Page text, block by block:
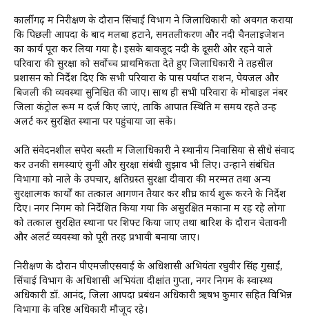
कार्लीगढ़ में निरीक्षण के दौरान सिंचाई विभाग ने जिलाधिकारी को अवगत कराया
कि पिछली आपदा के बाद मलबा हटाने, समतलीकरण और नदी चैनलाइजेशन
का कार्य पूरा कर लिया गया है। इसके बावजूद नदी के दूसरी ओर रहने वाले
परिवारों की सुरक्षा को सर्वोच्च प्राथमिकता देते हुए जिलाधिकारी ने तहसील
प्रशासन को निर्देश दिए कि सभी परिवारों के पास पर्याप्त राशन, पेयजल और
बिजली की व्यवस्था सुनिश्चित की जाए। साथ ही सभी परिवारों के मोबाइल नंबर
जिला कंट्रोल रूम में दर्ज किए जाएं, ताकि आपात स्थिति में समय रहते उन्हें
अलर्ट कर सुरक्षित स्थानों पर पहुंचाया जा सके।
अति संवेदनशील सपेरा बस्ती में जिलाधिकारी ने स्थानीय निवासियों से सीधे संवाद
कर उनकी समस्याएं सुनीं और सुरक्षा संबंधी सुझाव भी लिए। उन्होंने संबंधित
विभागों को नाले के उपचार, क्षतिग्रस्त सुरक्षा दीवारों की मरम्मत तथा अन्य
सुरक्षात्मक कार्यों का तत्काल आगणन तैयार कर शीघ्र कार्य शुरू करने के निर्देश
दिए। नगर निगम को निर्देशित किया गया कि असुरक्षित मकानों में रह रहे लोगों
को तत्काल सुरक्षित स्थानों पर शिफ्ट किया जाए तथा बारिश के दौरान चेतावनी
और अलर्ट व्यवस्था को पूरी तरह प्रभावी बनाया जाए।
निरीक्षण के दौरान पीएमजीएसवाई के अधिशासी अभियंता रघुवीर सिंह गुसाईं,
सिंचाई विभाग के अधिशासी अभियंता दीक्षांत गुप्ता, नगर निगम के स्वास्थ्य
अधिकारी डॉ. आनंद, जिला आपदा प्रबंधन अधिकारी ऋषभ कुमार सहित विभिन्न
विभागों के वरिष्ठ अधिकारी मौजूद रहे।